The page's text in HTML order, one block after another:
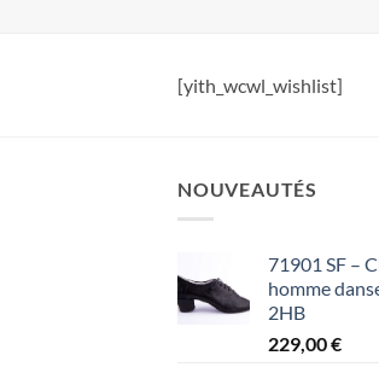
[yith_wcwl_wishlist]
NOUVEAUTÉS
71901 SF –
homme
2HB
229,00€